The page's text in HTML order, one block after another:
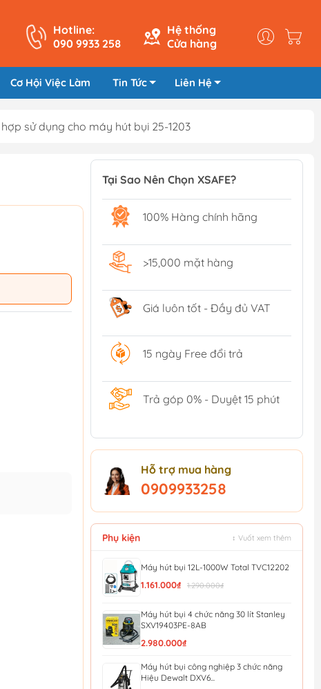
Hotline:
090 9933 258
Hệ thống
Cửa hàng
Cơ Hội Việc Làm Tin Tức Liên Hệ
sử dụng cho máy hút bụi 25-1203
Tại Sao Nên Chọn XSAFE?
100% Hàng chính hãng
>15,000 mặt hàng
Giá luôn tốt - Đầy đủ VAT
15 ngày Free đổi trả
Trả góp 0% - Duyệt 15 phút
Hỗ trợ mua hàng
0909933258
Phụ kiện ↕ Vuốt xem thêm
Máy hút bụi 12L-1000W Total TVC12202
1.161.000₫ 1.290.000₫
Máy hút bụi 4 chức năng 30 lít Stanley
SXV19403PE-8AB
2.980.000₫
Máy hút bụi công nghiệp 3 chức năng
Hiệu Dewalt DXV6...